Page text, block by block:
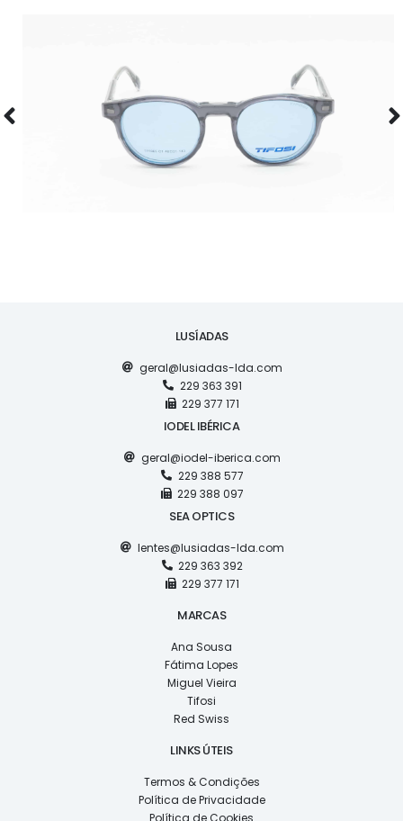
TF5965
LUSÍADAS
geral@lusiadas-lda.com
229 363 391
229 377 171
IODEL IBÉRICA
geral@iodel-iberica.com
229 388 577
229 388 097
SEA OPTICS
lentes@lusiadas-lda.com
229 363 392
229 377 171
MARCAS
Ana Sousa
Fátima Lopes
Miguel Vieira
Tifosi
Red Swiss
LINKS ÚTEIS
Termos & Condições
Política de Privacidade